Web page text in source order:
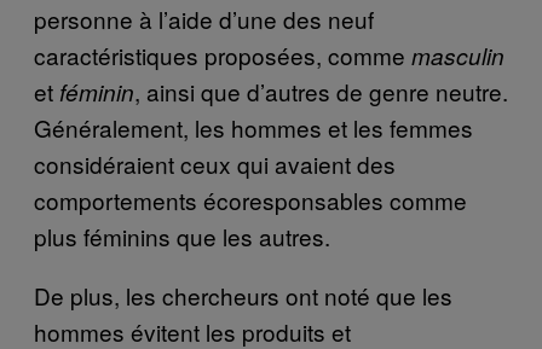
personne à l’aide d’une des neuf
caractéristiques proposées, comme masculin
et féminin, ainsi que d’autres de genre neutre.
Généralement, les hommes et les femmes
considéraient ceux qui avaient des
comportements écoresponsables comme
plus féminins que les autres.
De plus, les chercheurs ont noté que les
hommes évitent les produits et